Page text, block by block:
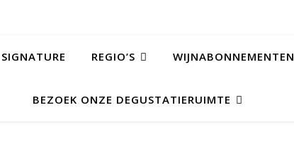
SIGNATURE REGIO’S WIJNABONNEMENTEN
BEZOEK ONZE DEGUSTATIERUIMTE